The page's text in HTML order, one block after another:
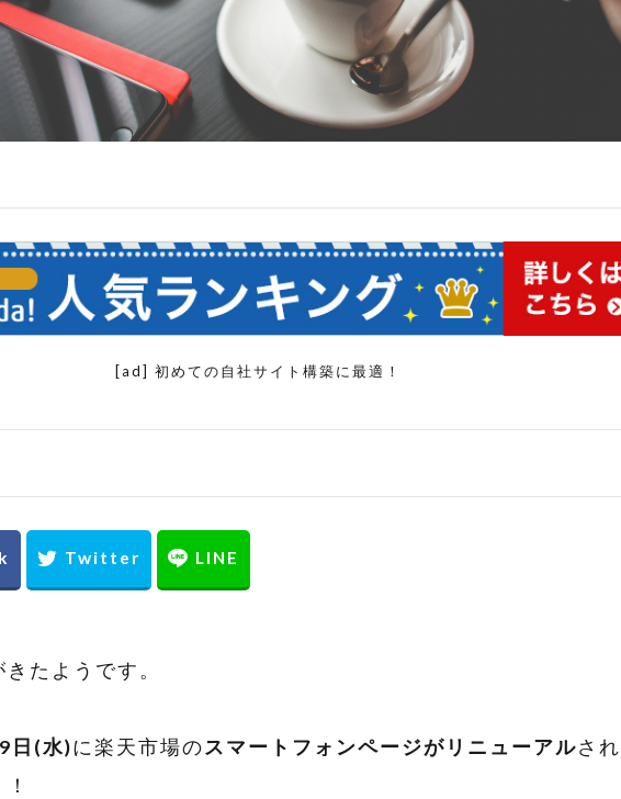
[ad] 初めての自社サイト構築に最適！
たようです。
日(水)に楽天市場のスマートフォンページがリニューアルされ
分析ツール 商品データ 商品ページ 売
文字数オーバー 料率設定 期間設定 検索ロ
検索結果 楽天 楽天 RMS 楽天 seo アルゴリズム
楽天 seo対策 2021 楽天 アルゴリズム
楽天seo アルゴリズム 2020 楽天seo アルゴリズム 2021
楽天SEO 対策 楽天SEO対策 楽天クーポン 楽天サー
楽天スーパーセール 楽天ユニオン 楽天市場 楽天検索
楽天検索順位チェック 登録 秀丸
販売方法 販売期間 転換率
検索